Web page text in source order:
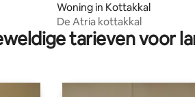
Woning in Kottakkal
De Atria kottakkal
tarieven voor